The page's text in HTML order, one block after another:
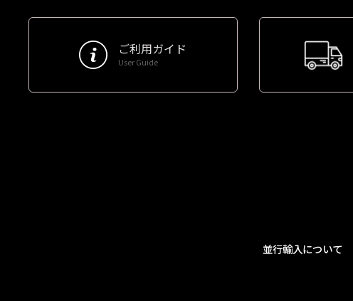
ご利用ガイド
User Guide
並行輸入について